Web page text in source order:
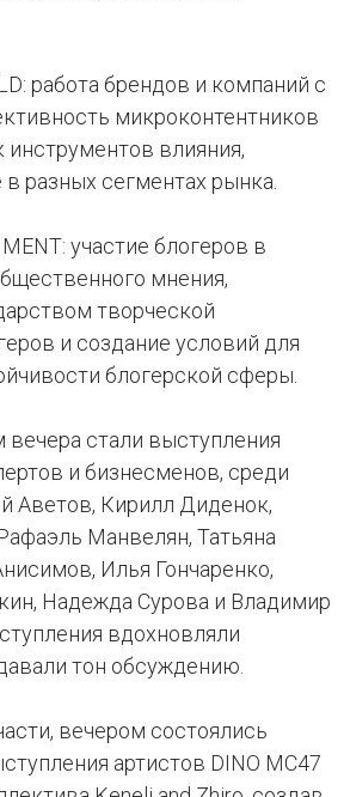
работа брендов и компаний с
микроконтентников
влияния,
разных сегментах рынка.
участие блогеров в
мнения,
творческой
и создание условий для
блогерской сферы.
стали выступления
и бизнесменов, среди
Аветов, Кирилл Диденок,
Манвелян, Татьяна
Илья Гончаренко,
Надежда Сурова и Владимир
вдохновляли
тон обсуждению.
вечером состоялись
артистов DINO MC47